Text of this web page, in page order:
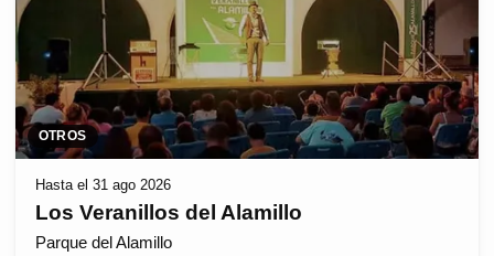
OTROS
Hasta el 31 ago 2026
Los Veranillos del Alamillo
Parque del Alamillo